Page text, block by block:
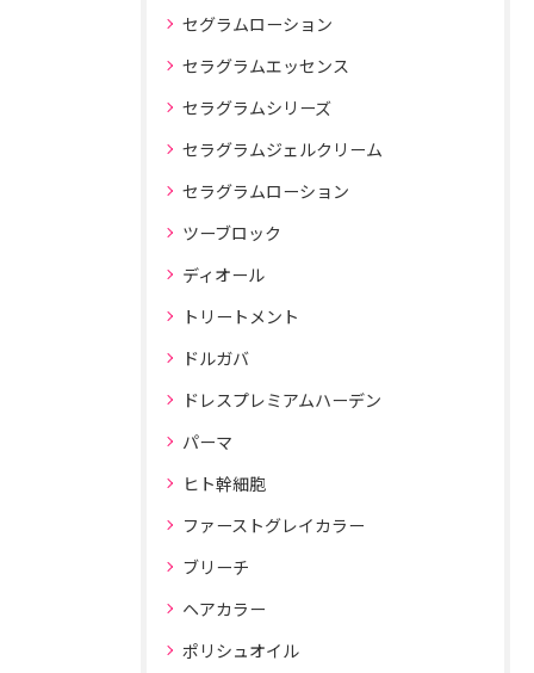
セグラムローション
セラグラムエッセンス
セラグラムシリーズ
セラグラムジェルクリーム
セラグラムローション
ツーブロック
ディオール
トリートメント
ドルガバ
ドレスプレミアムハーデン
パーマ
ヒト幹細胞
ファーストグレイカラー
ブリーチ
ヘアカラー
ポリシュオイル